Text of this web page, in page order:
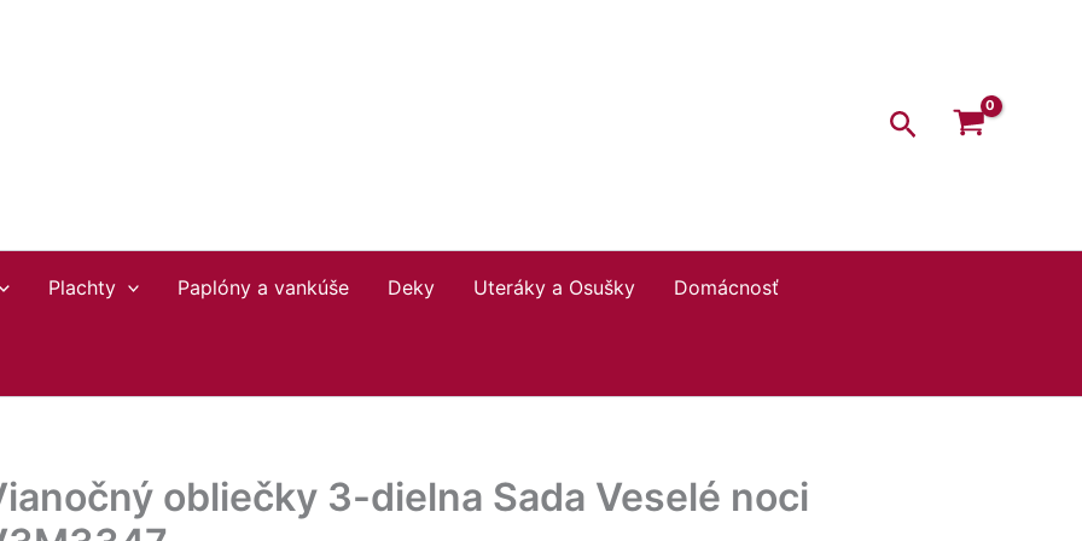
Hľadať
Plachty Paplóny a vankúše Deky Uteráky a Osušky Domácnosť
obliečky 3-dielna Sada Veselé noci